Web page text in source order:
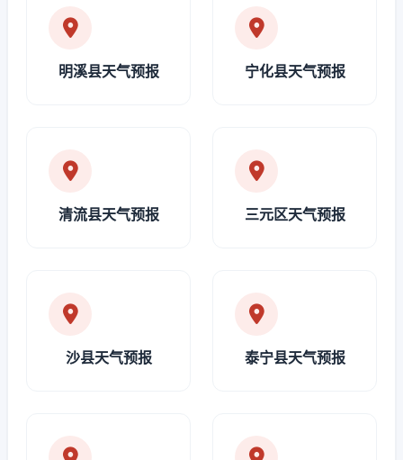
明溪县天气预报 宁化县天气预报
清流县天气预报 三元区天气预报
沙县天气预报 泰宁县天气预报